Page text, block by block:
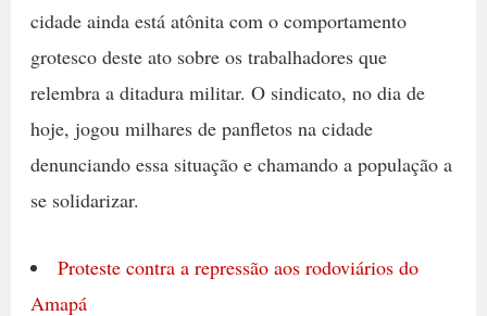
cidade ainda está atônita com o comportamento
grotesco deste ato sobre os trabalhadores que
relembra a ditadura militar. O sindicato, no dia de
hoje, jogou milhares de panfletos na cidade
denunciando essa situação e chamando a população a
se solidarizar.
Proteste contra a repressão aos rodoviários do
Amapá